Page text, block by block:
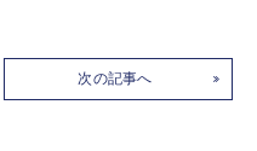
次の記事へ